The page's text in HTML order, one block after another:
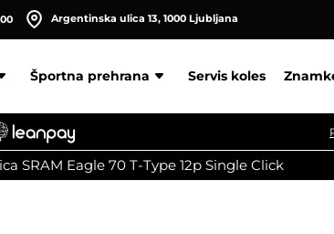
Argentinska ulica 13, 1000 Ljubljana
Športna prehrana Servis koles
SRAM Eagle 70 T-Type 12p Single Click